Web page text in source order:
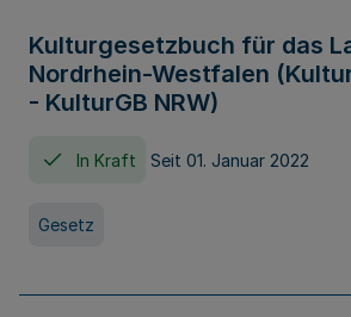
Kulturgesetzbuch für das
Nordrhein-Westfalen
- KulturGB NRW)
In Kraft Seit 01. Januar 2022
Gesetz